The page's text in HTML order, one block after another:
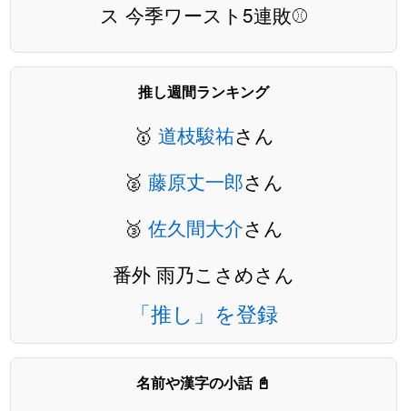
ス 今季ワースト5連敗⚾️
推し週間ランキング
🥇 道枝駿祐さん
🥈 藤原丈一郎さん
🥉 佐久間大介さん
番外 雨乃こさめさん
「推し」を登録
名前や漢字の小話 📓